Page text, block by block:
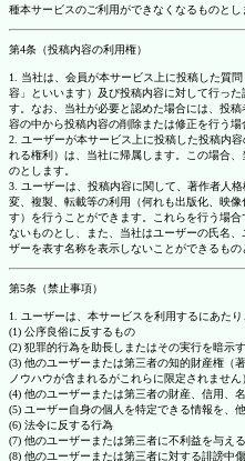
種本サービスのご利用ができなくなるものとし
第4条（投稿内容の利用権）
1. 当社は、会員が本サービス上に投稿した質
容」といいます）及び投稿内容に対して行っ
す。なお、当社が必要と認めた場合には、投
容の中から投稿内容の削除または修正を行う場
2. ユーザーが本サービス上に投稿した投稿内
れる権利）は、当社に帰属します。この場合
のとします。
3. ユーザーは、投稿内容に関して、著作者人
変、複製、転載等の利用（何れも出版化、映
す）を行うことができます。これらを行う場
ないものとし、また、当社はユーザーの氏名
ザーを表す名称を表示しないことができるもの
第5条（禁止事項）
1. ユーザーは、本サービスを利用するにあた
(1) 公序良俗に反するもの
(2) 犯罪的行為を助長しまたはその実行を暗示
(3) 他のユーザーまたは第三者の知的財産権（
ノウハウが含まれるがこれらに限定されませ
(4) 他のユーザーまたは第三者の財産、信用、
(5) ユーザー自身の個人を特定できる情報を、
(6) 法令に反する行為
(7) 他のユーザーまたは第三者に不利益を与え
(8) 他のユーザーまたは第三者に対する誹謗中傷